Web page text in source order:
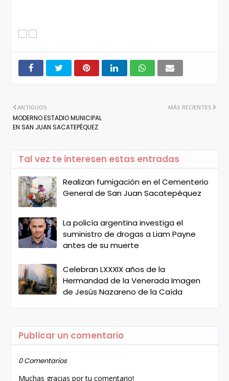
MÁS RECIENTES
ANTIGUOS
MODERNO ESTADIO MUNICIPAL
EN SAN JUAN SACATEPÉQUEZ
Tal vez te interesen estas entradas
Realizan fumigación en el Cementerio
General de San Juan Sacatepéquez
La policía argentina investiga el
suministro de drogas a Liam Payne
antes de su muerte
Celebran LXXXIX años de la
Hermandad de la Venerada Imagen
de Jesús Nazareno de la Caída
Publicar un comentario
0 Comentarios
Muchas gracias por tu comentario!